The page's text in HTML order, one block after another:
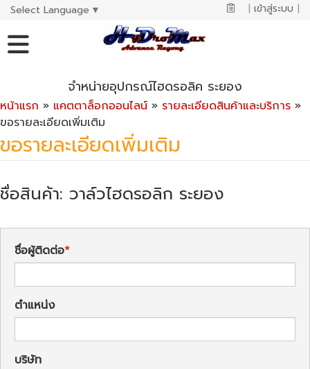
Select Language ▼ | เข้าสู่ระบบ |
จำหน่ายอุปกรณ์ไฮดรอลิค ระยอง
หน้าแรก » แคตตาล็อกออนไลน์ » รายละเอียดสินค้าและบริการ »
ขอรายละเอียดเพิ่มเติม
ขอรายละเอียดเพิ่มเติม
ชื่อสินค้า: วาล์วไฮดรอลิก ระยอง
ชื่อผู้ติดต่อ
ตำแหน่ง
บริษัท